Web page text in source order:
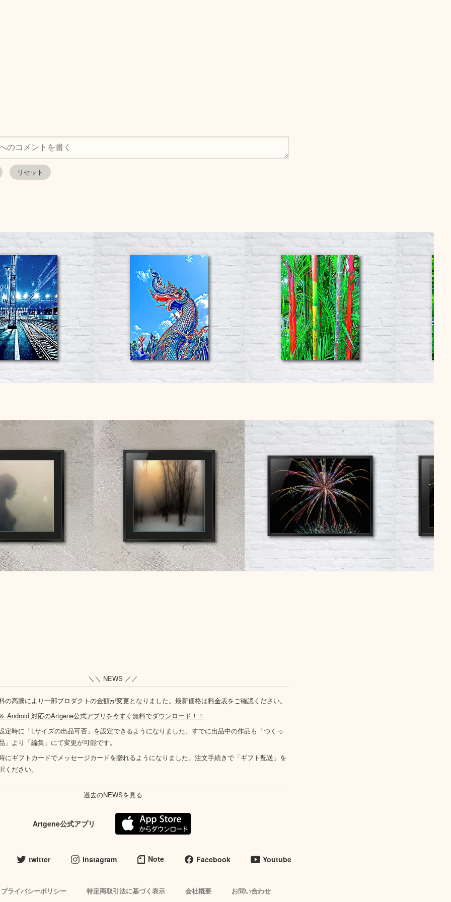
＼＼ NEWS ／／
の高騰により一部プロダクトの金額が変更となりました。最新価格は料金表をご確認ください。
Android 対応のArtgene公式アプリを今すぐ無料でダウンロード！！
定時に「Lサイズの出品可否」を設定できるようになりました。すでに出品中の作品も「つくっ
」より「編集」にて変更が可能です。
にギフトカードでメッセージカードを贈れるようになりました。注文手続きで「ギフト配送」を
ください。
過去のNEWSを見る
Artgene公式アプリ
twitter Instagram Note Facebook Youtube
プライバシーポリシー 特定商取引法に基づく表示 会社概要 お問い合わせ